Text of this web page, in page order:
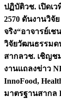
ปฏิบัติวช. เปิดเ
2570 ดันงานวิจั
จริง“อาจารย์เ
วิจัยวัฒนธรรมด
สากลวช. เชิญช
งานแถลงข่าว
InnoFood,
มาตรฐานสากล